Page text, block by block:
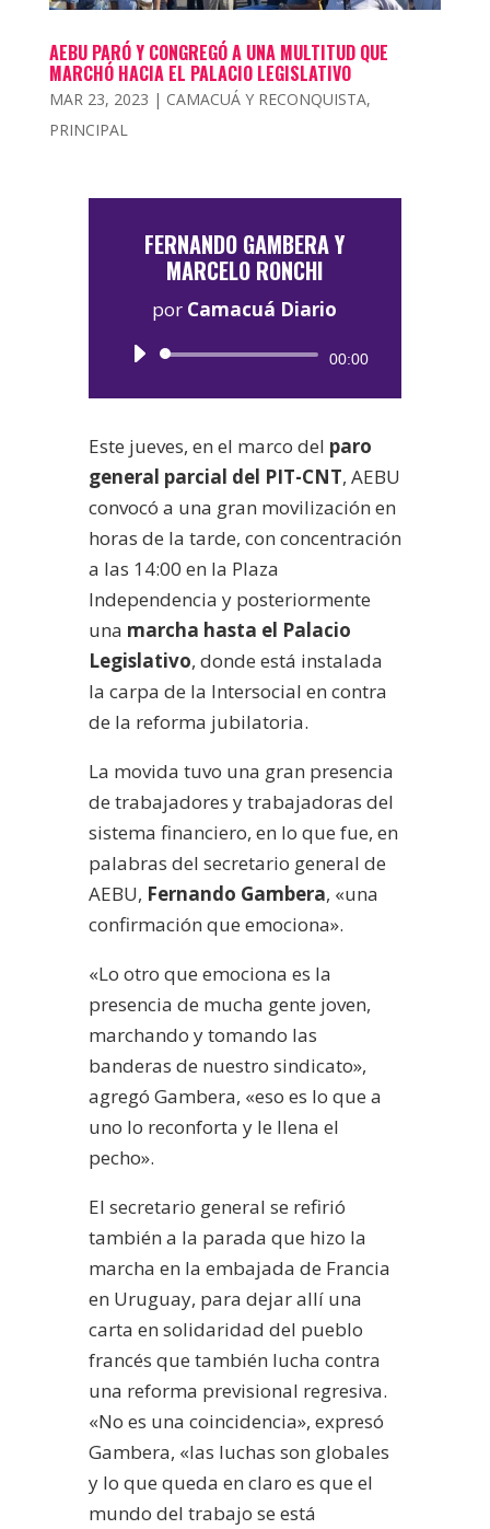
AEBU PARÓ Y CONGREGÓ A UNA MULTITUD QUE
MARCHÓ HACIA EL PALACIO LEGISLATIVO
MAR 23, 2023 | CAMACUÁ Y RECONQUISTA,
PRINCIPAL
FERNANDO GAMBERA Y
MARCELO RONCHI
por Camacuá Diario
Reproductor
00:00
Este jueves, en el marco del paro
general parcial del PIT-CNT, AEBU
convocó a una gran movilización en
horas de la tarde, con concentración
a las 14:00 en la Plaza
Independencia y posteriormente
una marcha hasta el Palacio
Legislativo, donde está instalada
la carpa de la Intersocial en contra
de la reforma jubilatoria.
La movida tuvo una gran presencia
de trabajadores y trabajadoras del
sistema financiero, en lo que fue, en
palabras del secretario general de
AEBU, Fernando Gambera, «una
confirmación que emociona».
«Lo otro que emociona es la
presencia de mucha gente joven,
marchando y tomando las
banderas de nuestro sindicato»,
agregó Gambera, «eso es lo que a
uno lo reconforta y le llena el
pecho».
El secretario general se refirió
también a la parada que hizo la
marcha en la embajada de Francia
en Uruguay, para dejar allí una
carta en solidaridad del pueblo
francés que también lucha contra
una reforma previsional regresiva.
«No es una coincidencia», expresó
Gambera, «las luchas son globales
y lo que queda en claro es que el
mundo del trabajo se está